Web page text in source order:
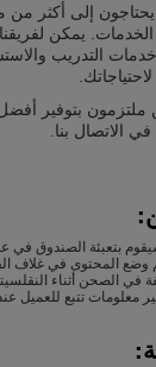
يحتاجون إلى أكثر
يمكن
التدريب
بتوفير
في الاتصال بنا.
بتعبئة الصندوق في
المحتوى في غلاف
في الصحن أثناء
معلومات تتبع للعميل